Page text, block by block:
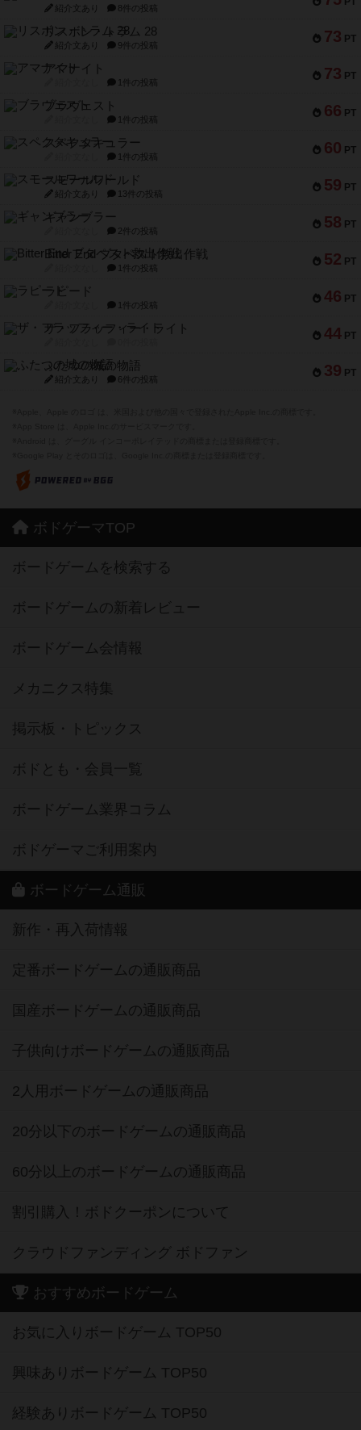
紹介文あり 8件の投稿
73 PT
リスボン・トラム 28
紹介文あり 9件の投稿
73 PT
アマナイト
1件の投稿
66 PT
ブラヴェスト
1件の投稿
60 PT
スペクタキュラー
1件の投稿
59 PT
スモールワールド
紹介文あり 13件の投稿
58 PT
ギャンブラー
2件の投稿
52 PT
Bitter End ブタペスト救出作戦
1件の投稿
46 PT
ラピード
1件の投稿
44 PT
ザ・フラッフィー・ライト
39 PT
ふたつの城の物語
紹介文あり 6件の投稿
ボドゲーマTOP
ボードゲームを検索する
ボードゲームの新着レビュー
ボードゲーム会情報
メカニクス特集
掲示板・トピックス
ボドとも・会員一覧
ボードゲーム業界コラム
ボドゲーマご利用案内
ボードゲーム通販
新作・再入荷情報
定番ボードゲームの通販商品
国産ボードゲームの通販商品
子供向けボードゲームの通販商品
2人用ボードゲームの通販商品
20分以下のボードゲームの通販商品
60分以上のボードゲームの通販商品
割引購入！ボドクーポンについて
クラウドファンディング ボドファン
おすすめボードゲーム
お気に入りボードゲーム TOP50
興味ありボードゲーム TOP50
経験ありボードゲーム TOP50